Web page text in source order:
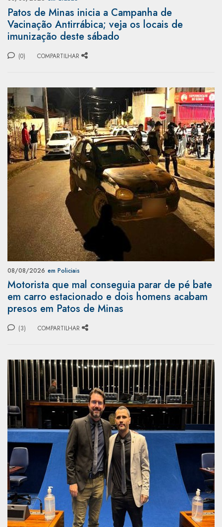
Patos de Minas inicia a Campanha de
Vacinação Antirrábica; veja os locais de
imunização deste sábado
(0) COMPARTILHAR
08/08/2026 em Policiais
Motorista que mal conseguia parar de pé bate
em carro estacionado e dois homens acabam
presos em Patos de Minas
(3) COMPARTILHAR